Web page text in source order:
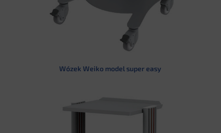
Wózek Weiko model super easy